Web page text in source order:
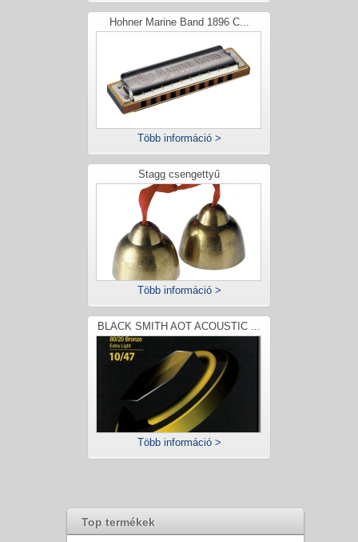
Hohner Marine Band 1896 C...
Több információ >
Stagg csengettyű
Több információ >
BLACK SMITH AOT ACOUSTIC ...
Több információ >
Top termékek